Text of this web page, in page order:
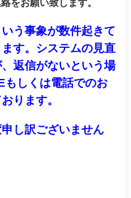
をお願い致します。
う事象が数件起きて
す。システムの見直
返信がないという場
もしくは電話でのお
ります。
し訳ございません